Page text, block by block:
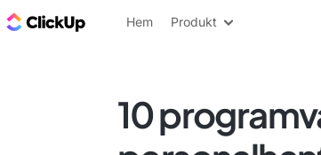
ClickUp-bloggen
Hem Produkt
10